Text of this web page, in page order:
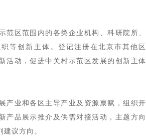
区范围内的各类企业机构、科研院所、
等创新主体。登记注册在北京市其他区
活动，促进中关村示范区发展的创新主体
业和各区主导产业及资源禀赋，组织开
产品展示推介及供需对接活动，主题方向
议方向。